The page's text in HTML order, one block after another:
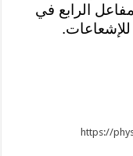
الرابع في
.
https://